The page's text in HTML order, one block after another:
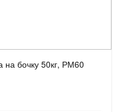
на бочку 50кг, РМ60